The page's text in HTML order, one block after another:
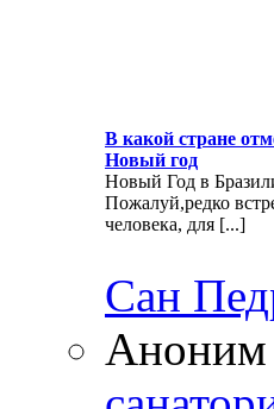
В какой стране
Новый год
Новый Год в
Пожалуй,редко
человека, для [...]
Сан
Аноним